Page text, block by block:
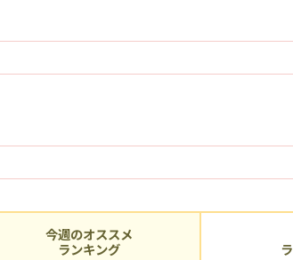
今週のオススメ
ランキング